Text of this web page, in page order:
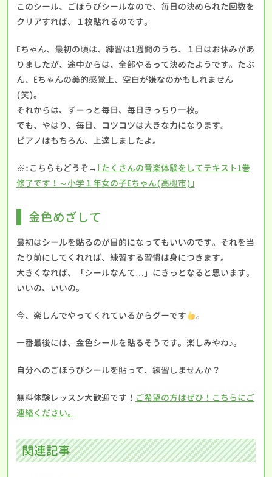
このシール、ごほうびシールなので、毎日の決められた回数を
クリアすれば、１枚貼れるのです。
Eちゃん、最初の頃は、練習は1週間のうち、１日はお休みがあ
りましたが、途中からは、全部やるって決めたようです。たぶ
ん、Eちゃんの美的感覚上、空白が嫌なのかもしれません
(笑)。
それからは、ずーっと毎日、毎日きっちり一枚。
でも、やはり、毎日、コツコツは大きな力になります。
ピアノはもちろん、上達しましたよ。
※:こちらもどうぞ→ ｢たくさんの音楽体験をしてテキスト1巻
修了です！～小学１年女の子Eちゃん(高槻市)｣
金色めざして
最初はシールを貼るのが目的になってもいいのです。それを当
たり前にしてくれれば、練習する習慣は身につきます。
大きくなれば、「シールなんて…」にきっとなると思います。
いいの、いいの。
今、楽しんでやってくれているからグーです 。
一番最後には、金色シールを貼るそうです。楽しみやね♪。
自分へのごほうびシールを貼って、練習しませんか？
無料体験レッスン大歓迎です！ ご希望の方はぜひ！こちらにご
連絡ください。
関連記事